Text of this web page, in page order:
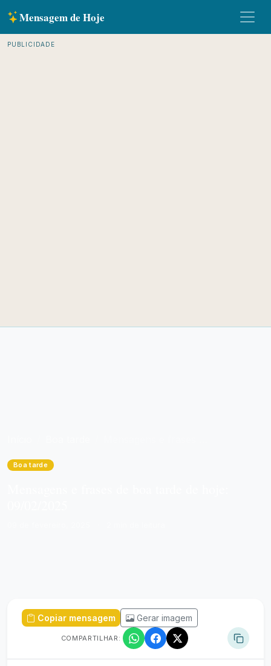
Mensagem de Hoje
PUBLICIDADE
Boa tarde
Copiar mensagem Gerar imagem
COMPARTILHAR: